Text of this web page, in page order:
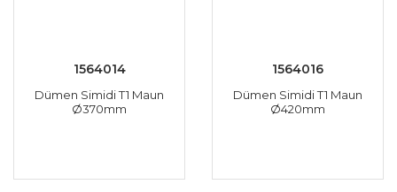
1564014
Dümen Simidi T1 Maun
Ø370mm
1564016
Dümen Simidi T1 Maun
Ø420mm